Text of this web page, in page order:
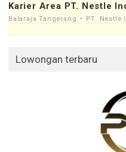
Karier Area PT. Nestle
Balaraja Tangerang PT. Nestle
Lowongan terbaru